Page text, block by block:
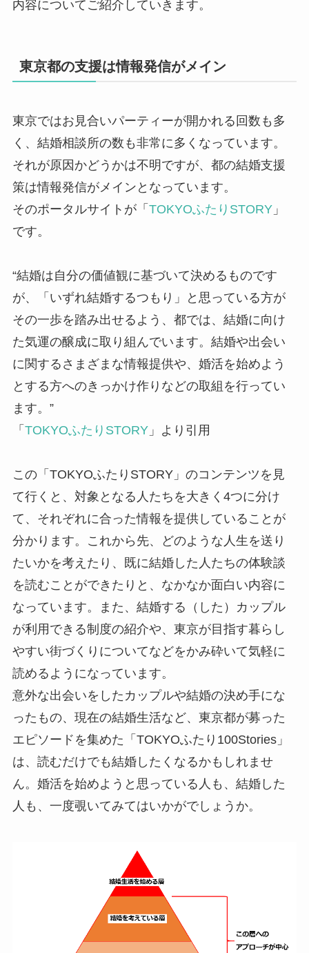
内容についてご紹介していきます。
東京都の支援は情報発信がメイン
東京ではお見合いパーティーが開かれる回数も多
く、結婚相談所の数も非常に多くなっています。
それが原因かどうかは不明ですが、都の結婚支援
策は情報発信がメインとなっています。
そのポータルサイトが「 TOKYOふたりSTORY」
です。
“結婚は自分の価値観に基づいて決めるものです
が、「いずれ結婚するつもり」と思っている方が
その一歩を踏み出せるよう、都では、結婚に向け
た気運の醸成に取り組んでいます。結婚や出会い
に関するさまざまな情報提供や、婚活を始めよう
とする方へのきっかけ作りなどの取組を行ってい
ます。”
「 TOKYOふたりSTORY」より引用
この「TOKYOふたりSTORY」のコンテンツを見
て行くと、対象となる人たちを大きく4つに分け
て、それぞれに合った情報を提供していることが
分かります。これから先、どのような人生を送り
たいかを考えたり、既に結婚した人たちの体験談
を読むことができたりと、なかなか面白い内容に
なっています。また、結婚する（した）カップル
が利用できる制度の紹介や、東京が目指す暮らし
やすい街づくりについてなどをかみ砕いて気軽に
読めるようになっています。
意外な出会いをしたカップルや結婚の決め手にな
ったもの、現在の結婚生活など、東京都が募った
エピソードを集めた「TOKYOふたり100Stories」
は、読むだけでも結婚したくなるかもしれませ
ん。婚活を始めようと思っている人も、結婚した
人も、一度覗いてみてはいかがでしょうか。